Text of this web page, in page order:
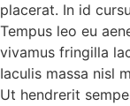
placerat. In id
Tempus leo eu
vivamus fringilla
Iaculis massa nisl
Ut hendrerit